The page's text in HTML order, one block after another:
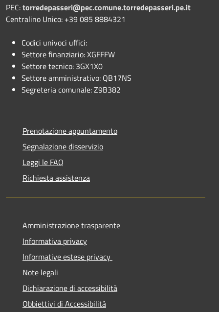
PEC:torredepasseri@pec.comune.torredepasseri.pe.it
Centralino Unico: +39 085 8884321
Codici univoci uffici:
Settore finanziario: XGFFFW
Settore tecnico: 3GX1X0
Settore amministrativo: QB17NS
Segreteria comunale: Z9B382
Prenotazione appuntamento
Segnalazione disservizio
Leggi le FAQ
Richiesta assistenza
Amministrazione trasparente
Informativa privacy
Informative estese privacy
Note legali
Dichiarazione di accessibilità
Obbiettivi di Accessibilità